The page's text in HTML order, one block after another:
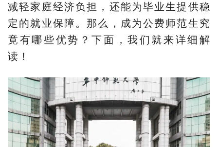
减轻家庭经济负担，还能为毕业生提供稳
定的就业保障。那么，成为公费师范生究
竟有哪些优势？下面，我们就来详细解
读！